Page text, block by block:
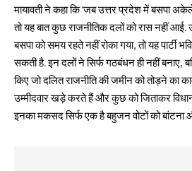
मायावती ने कहा कि ‘जब उत्तर प्रदेश में बसपा
तो यह बात कुछ राजनीतिक दलों को रास नहीं
बसपा को समय रहते नहीं रोका गया, तो यह पार्टी
सकती है. इन दलों ने सिर्फ गठबंधन ही नहीं
किए जो दलित राजनीति की जमीन को तोड़ने
उम्मीदवार खड़े करते हैं और कुछ को जिताकर
इनका मकसद सिर्फ एक है बहुजन वोटों को बांटना